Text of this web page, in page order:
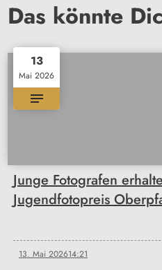
Das könnte
13
Mai 2026
Junge Fotografen
Jugendfotopreis
13. Mai 202614:21